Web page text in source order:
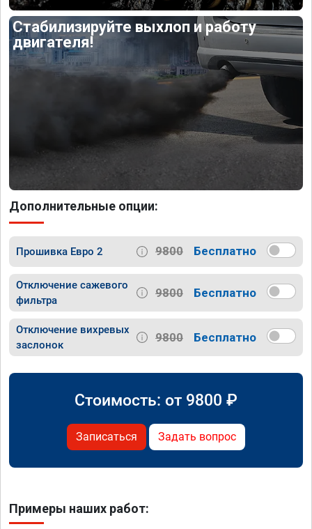
Стабилизируйте выхлоп и работу
двигателя!
Дополнительные опции:
Прошивка Евро 2 9800 Бесплатно
Отключение сажевого
фильтра
9800 Бесплатно
Отключение вихревых
заслонок
9800 Бесплатно
Стоимость: от 9800 ₽
Записаться Задать вопрос
Примеры наших работ: